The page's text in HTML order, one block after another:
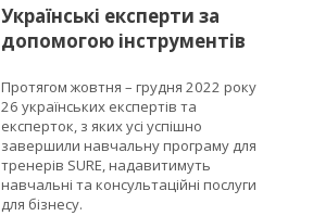
Українські експерти за
допомогою інструментів
сприятимуть МСБ ставати
сталими та стійкими
Протягом жовтня – грудня 2022 року
26 українських експертів та
експерток, з яких усі успішно
завершили навчальну програму для
тренерів SURE, надавитимуть
навчальні та консультаційні послуги
для бізнесу.